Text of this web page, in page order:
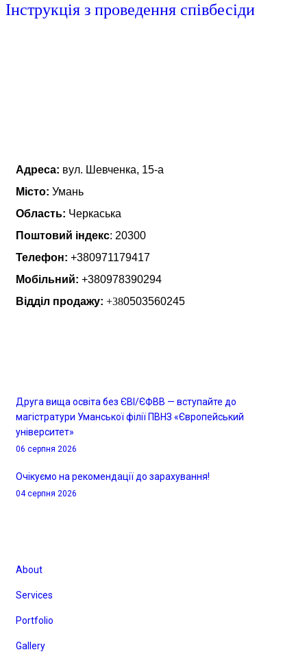
Інструкція з проведення співбесіди
Адреса: вул. Шевченка, 15-а
Місто: Умань
Область: Черкаська
Поштовий індекс: 20300
Телефон: +380971179417
Мобільний: +380978390294
Відділ продажу: +380503560245
Друга вища освіта без ЄВІ/ЄФВВ — вступайте до
магістратури Уманської філії ПВНЗ «Європейський
університет»
06 серпня 2026
Очікуємо на рекомендації до зарахування!
04 серпня 2026
About
Services
Portfolio
Gallery